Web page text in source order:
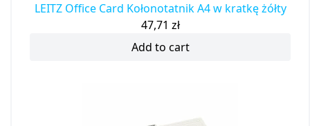
LEITZ Office Card Kołonotatnik A4 w kratkę żółty
47,71 zł
Add to cart